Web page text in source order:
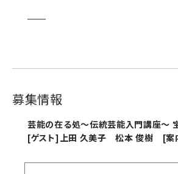
募集情報
芸能の在る処～伝統芸能入門講座〜
[ゲスト]上田 久美子 松本 俊樹 [案